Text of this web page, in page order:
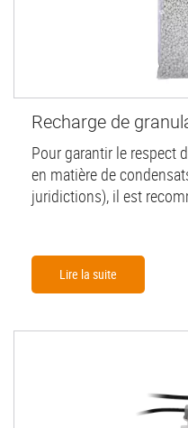
Recharge de
Pour garantir le respect
en matière de
juridictions), il est
Lire la suite